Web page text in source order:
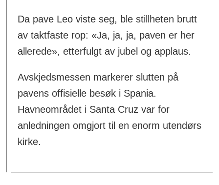
Da pave Leo viste seg, ble stillheten brutt
av taktfaste rop: «Ja, ja, ja, paven er her
allerede», etterfulgt av jubel og applaus.
Avskjedsmessen markerer slutten på
pavens offisielle besøk i Spania.
Havneområdet i Santa Cruz var for
anledningen omgjort til en enorm utendørs
kirke.